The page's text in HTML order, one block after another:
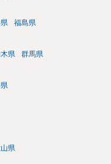
い場合もあるでしょう
するよりはマシでしょ
福島県
県 群馬県
県